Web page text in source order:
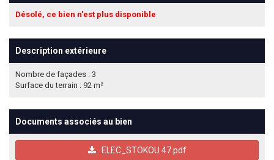
Désolé, ce bien n'est plus disponible
Description extérieure
Nombre de façades : 3
Surface du terrain : 92 m²
Documents associés au bien
ELEC_STOKOU 47.pdf